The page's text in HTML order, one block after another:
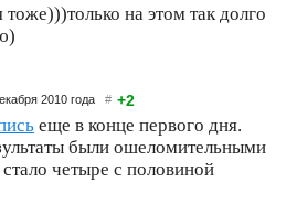
тоже)))только на этом так долго
2010 года # +2
еще в конце первого дня.
были ошеломительными
стало четыре с половиной